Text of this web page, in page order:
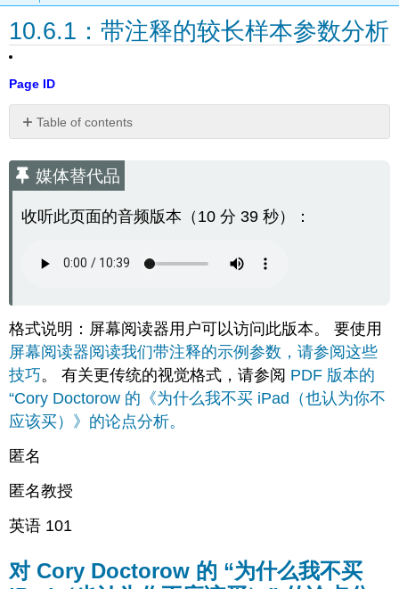
10.6.1：带注释的较长样本参数分析
Page ID
Table of contents
体
替
品
Cory
什
么
我
不
买
iPad（也
为
不
该
的
论
媒体替代品
收听此页面的音频版本（10 分 39 秒）：
格式说明：屏幕阅读器用户可以访问此版本。 要使用
屏幕阅读器阅读我们带注释的示例参数，请参阅这些
技巧。 有关更传统的视觉格式，请参阅 PDF 版本的
“Cory Doctorow 的《为什么我不买 iPad（也认为你不
应该买）》的论点分析。
匿名
匿名教授
英语 101
对 Cory Doctorow 的 “为什么我不买